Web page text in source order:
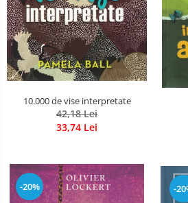
10.000 de vise interpretate
42,18 Lei
33,74 Lei
-20% -